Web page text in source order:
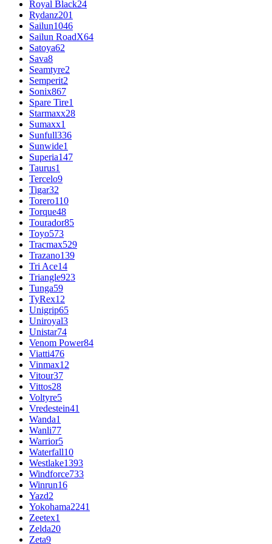
Royal Black24
Rydanz201
Sailun1046
Sailun RoadX64
Satoya62
Sava8
Seamtyre2
Semperit2
Sonix867
Spare Tire1
Starmaxx28
Sumaxx1
Sunfull336
Sunwide1
Superia147
Taurus1
Tercelo9
Tigar32
Torero110
Torque48
Tourador85
Toyo573
Tracmax529
Trazano139
Tri Ace14
Triangle923
Tunga59
TyRex12
Unigrip65
Uniroyal3
Unistar74
Venom Power84
Viatti476
Vinmax12
Vitour37
Vittos28
Voltyre5
Vredestein41
Wanda1
Wanli77
Warrior5
Waterfall10
Westlake1393
Windforce733
Winrun16
Yazd2
Yokohama2241
Zeetex1
Zelda20
Zeta9